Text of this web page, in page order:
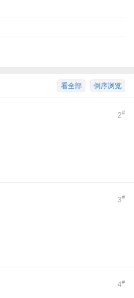
倒序浏览
看全部
2#
3#
4#